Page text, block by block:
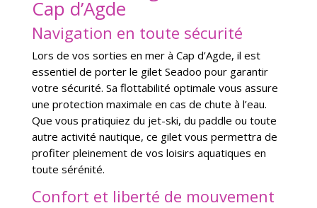
Cap d’Agde
Navigation en toute sécurité
Lors de vos sorties en mer à Cap d’Agde, il est
essentiel de porter le gilet Seadoo pour garantir
votre sécurité. Sa flottabilité optimale vous assure
une protection maximale en cas de chute à l’eau.
Que vous pratiquiez du jet-ski, du paddle ou toute
autre activité nautique, ce gilet vous permettra de
profiter pleinement de vos loisirs aquatiques en
toute sérénité.
Confort et liberté de mouvement